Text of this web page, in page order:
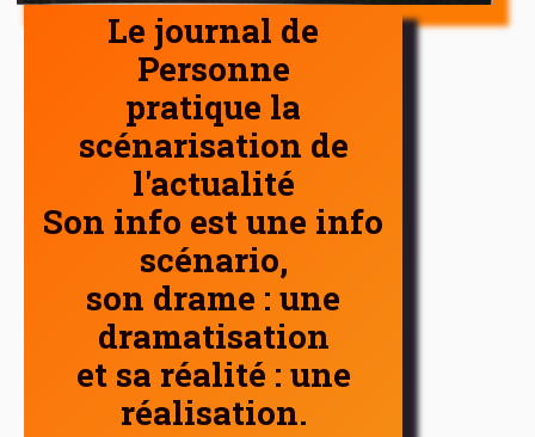
Le journal de
Personne
pratique la
scénarisation de
l'actualité
Son info est une info
scénario,
son drame : une
dramatisation
et sa réalité : une
réalisation.